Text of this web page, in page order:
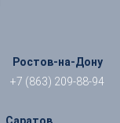
Ростов-на-Дону
+7 (863) 209-88-94